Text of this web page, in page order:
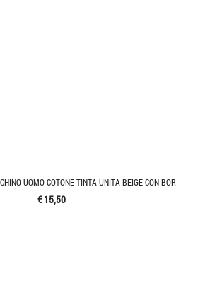
UOMO COTONE TINTA UNITA BEIGE CON BOR
€ 15,50